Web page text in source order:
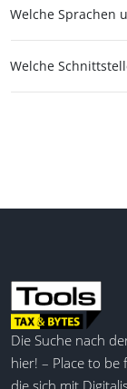
Welche Sprachen
Welche
Die Suche nach
hier! – Place to
die sich mit